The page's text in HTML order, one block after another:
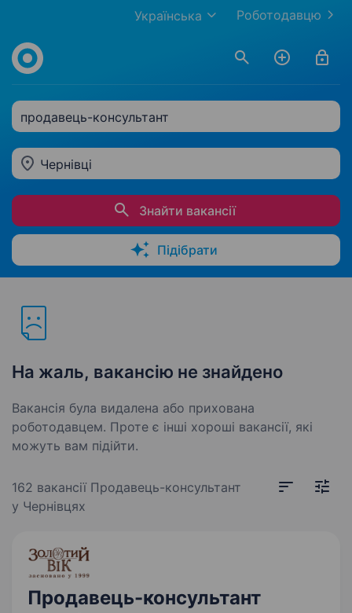
Роботодавцю
Українська
продавець-консультант
Чернівці
Знайти вакансії
Підібрати
На жаль, вакансію не знайдено
Вакансія була видалена або прихована
роботодавцем. Проте є інші хороші вакансії, які
можуть вам підійти.
162 вакансії Продавець-консультант
у Чернівцях
Продавець-консультант